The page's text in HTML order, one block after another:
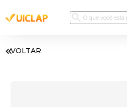
VOLTAR